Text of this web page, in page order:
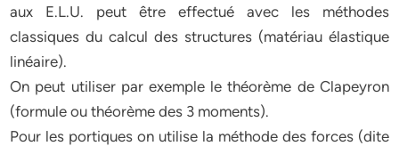
aux E.L.U. peut être effectué avec les méthodes
classiques du calcul des structures (matériau élastique
linéaire).
On peut utiliser par exemple le théorème de Clapeyron
(formule ou théorème des 3 moments).
Pour les portiques on utilise la méthode des forces (dite